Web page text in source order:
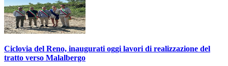
Ciclovia del Reno, inaugurati oggi lavori di realizzazione del
tratto verso Malalbergo